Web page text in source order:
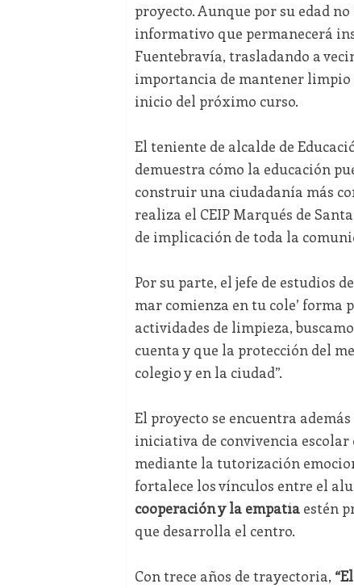
proyecto. Aunque por su edad
informativo que permanecerá
Fuentebravía, trasladando a
importancia de mantener limpio
inicio del próximo curso.
El teniente de alcalde de
demuestra cómo la educación
construir una ciudadanía más
realiza el CEIP Marqués de
de implicación de toda la
Por su parte, el jefe de estudios
mar comienza en tu cole’ forma
actividades de limpieza,
cuenta y que la protección del
colegio y en la ciudad”.
El proyecto se encuentra
iniciativa de convivencia
mediante la tutorización
fortalece los vínculos entre el
cooperación y la empatíaestén
que desarrolla el centro.
Con trece años de trayectoria,